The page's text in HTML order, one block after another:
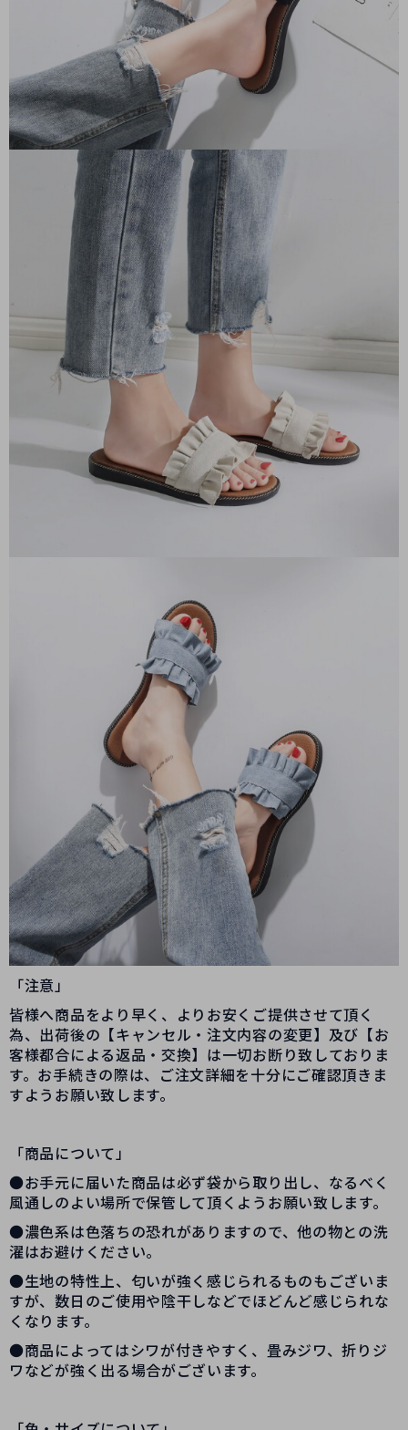
「注意」
皆様へ商品をより早く、よりお安くご提供させて頂く
為、出荷後の【キャンセル・注文内容の変更】及び【お
客様都合による返品・交換】は一切お断り致しておりま
す。お手続きの際は、ご注文詳細を十分にご確認頂きま
すようお願い致します。
「商品について」
●お手元に届いた商品は必ず袋から取り出し、なるべく
風通しのよい場所で保管して頂くようお願い致します。
●濃色系は色落ちの恐れがありますので、他の物との洗
濯はお避けください。
●生地の特性上、匂いが強く感じられるものもございま
すが、数日のご使用や陰干しなどでほどんど感じられな
くなります。
●商品によってはシワが付きやすく、畳みジワ、折りジ
ワなどが強く出る場合がございます。